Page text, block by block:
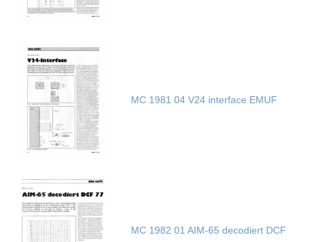
MC 1981 04 V24 interface EMUF
MC 1982 01 AIM-65 decodiert DCF